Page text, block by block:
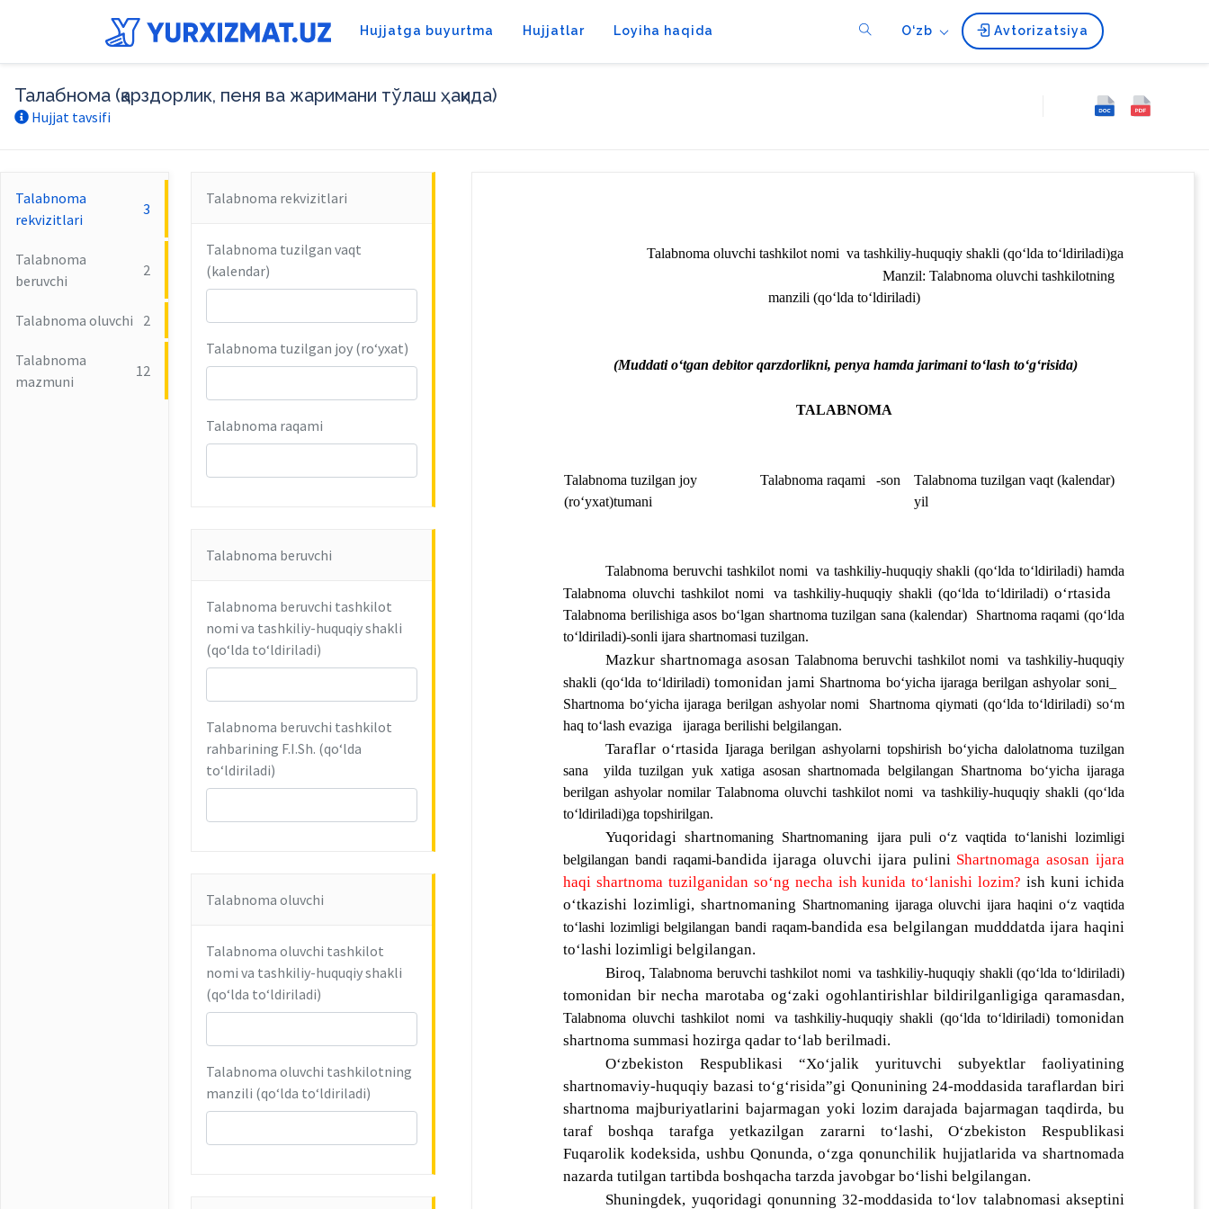
Hujjatga buyurtma Hujjatlar Loyiha haqida O‘zb Avtorizatsiya
Талабнома (қарздорлик, пеня ва жаримани тўлаш ҳақида)
Hujjat tavsifi
Talabnoma
rekvizitlari
3
Talabnoma
beruvchi
2
Talabnoma oluvchi 2
Talabnoma
mazmuni
12
Talabnoma rekvizitlari
Talabnoma tuzilgan vaqt
(kalendar)
Talabnoma tuzilgan joy (roʻyxat)
Talabnoma raqami
Talabnoma beruvchi
Talabnoma beruvchi tashkilot
nomi va tashkiliy-huquqiy shakli
(qoʻlda toʻldiriladi)
Talabnoma beruvchi tashkilot
rahbarining F.I.Sh. (qoʻlda
toʻldiriladi)
Talabnoma oluvchi
Talabnoma oluvchi tashkilot
nomi va tashkiliy-huquqiy shakli
(qoʻlda toʻldiriladi)
Talabnoma oluvchi tashkilotning
manzili (qoʻlda toʻldiriladi)
Talabnoma oluvchi tashkilot nomi va tashkiliy-huquqiy shakli (qoʻlda toʻldiriladi)ga
Manzil: Talabnoma oluvchi tashkilotning
manzili (qoʻlda toʻldiriladi)
(Muddati oʻtgan debitor qarzdorlikni, penya hamda jarimani toʻlash toʻgʻrisida)
TALABNOMA
Talabnoma tuzilgan joy
(roʻyxat)tumani
Talabnoma raqami -son
yil
Talabnoma beruvchi tashkilot nomi va tashkiliy-huquqiy shakli (qoʻlda toʻldiriladi)
Talabnoma oluvchi tashkilot nomi
va tashkiliy-huquqiy shakli (qoʻlda toʻldiriladi) oʻrtasida
Talabnoma berilishiga asos boʻlgan shartnoma tuzilgan sana (kalendar)
Shartnoma raqami (qoʻlda
toʻldiriladi)-sonli ijara shartnomasi tuzilgan.
Mazkur shartnomaga asosan Talabnoma beruvchi tashkilot nomi
va tashkiliy-huquqiy
shakli (qoʻlda toʻldiriladi) tomonidan jami Shartnoma boʻyicha ijaraga berilgan ashyolar soni
Shartnoma boʻyicha ijaraga berilgan ashyolar nomi
Shartnoma qiymati (qoʻlda toʻldiriladi) soʻm
haq toʻlash evaziga
ijaraga berilishi belgilangan.
Taraflar oʻrtasida Ijaraga berilgan ashyolarni topshirish boʻyicha dalolatnoma tuzilgan
sana
yilda tuzilgan yuk xatiga asosan shartnomada belgilangan Shartnoma boʻyicha ijaraga
berilgan ashyolar nomilar Talabnoma oluvchi tashkilot nomi
va tashkiliy-huquqiy shakli (qoʻlda
toʻldiriladi)ga topshirilgan.
Yuqoridagi shartnomaning Shartnomaning ijara puli oʻz vaqtida toʻlanishi lozimligi
belgilangan bandi raqami-bandida ijaraga oluvchi ijara pulini Shartnomaga asosan ijara
haqi shartnoma tuzilganidan soʻng necha ish kunida toʻlanishi lozim? ish kuni ichida
oʻtkazishi lozimligi, shartnomaning Shartnomaning ijaraga oluvchi ijara haqini oʻz vaqtida
toʻlashi lozimligi belgilangan bandi raqam-bandida esa belgilangan mudddatda ijara haqini
toʻlashi lozimligi belgilangan.
Biroq, Talabnoma beruvchi tashkilot nomi va tashkiliy-huquqiy shakli (qoʻlda toʻldiriladi)
Talabnoma oluvchi tashkilot nomi va tashkiliy-huquqiy shakli (qoʻlda toʻldiriladi) tomonidan
shartnoma summasi hozirga qadar toʻlab berilmadi.
Oʻzbekiston Respublikasi “Xoʻjalik yurituvchi subyektlar faoliyatining
shartnomaviy-huquqiy bazasi toʻgʻrisida”gi Qonunining 24-moddasida taraflardan biri
shartnoma majburiyatlarini bajarmagan yoki lozim darajada bajarmagan taqdirda, bu
taraf boshqa tarafga yetkazilgan zararni toʻlashi, Oʻzbekiston Respublikasi
Fuqarolik kodeksida, ushbu Qonunda, oʻzga qonunchilik hujjatlarida va shartnomada
nazarda tutilgan tartibda boshqacha tarzda javobgar boʻlishi belgilangan.
Shuningdek, yuqoridagi qonunning 32-moddasida toʻlov talabnomasi akseptini